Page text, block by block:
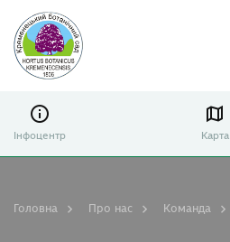
Інфоцентр Карта
Головна Про нас Команда